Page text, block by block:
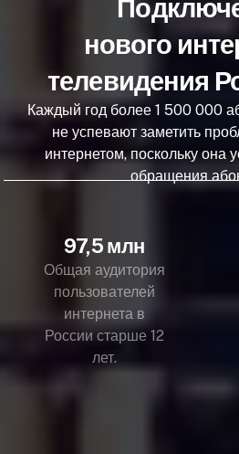
нового
телевидения
Каждый год более 1 500 000
не успевают заметить
интернетом, поскольку она
обращения
97,5 млн
Общая аудитория
пользователей
интернета в
России старше 12
лет.